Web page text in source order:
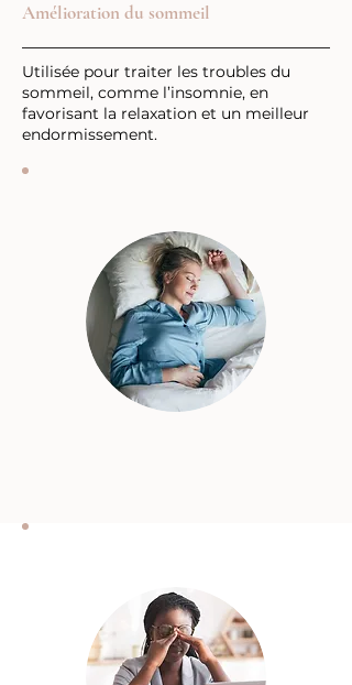
Amélioration du sommeil
Utilisée pour traiter les troubles du
sommeil, comme l’insomnie, en
favorisant la relaxation et un meilleur
endormissement.